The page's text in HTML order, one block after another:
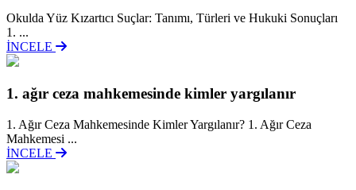
Okulda Yüz Kızartıcı Suçlar: Tanımı, Türleri ve Hukuki Sonuçları
1. ...
İNCELE
1. ağır ceza mahkemesinde kimler yargılanır
1. Ağır Ceza Mahkemesinde Kimler Yargılanır? 1. Ağır Ceza
Mahkemesi ...
İNCELE